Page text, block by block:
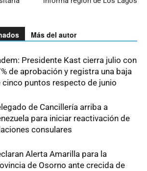
Más del autor
Presidente Kast cierra julio con
de aprobación y registra una baja
cinco puntos respecto de junio
de Cancillería arriba a
para iniciar reactivación de
consulares
Alerta Amarilla para la
de Osorno ante crecida de